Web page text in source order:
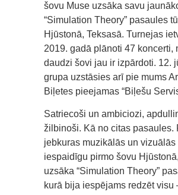
šovu Muse uzsāka savu
“Simulation Theory” pasaules
Hjūstonā, Teksasā. Turnejas
2019. gadā plānoti 47 koncerti,
daudzi šovi jau ir izpārdoti. 12.
grupa uzstāsies arī pie mums
Biļetes pieejamas “Biļešu
Satriecoši un ambiciozi,
žilbinoši. Kā no citas pasaules.
jebkuras muzikālās un vizuālās
iespaidīgu pirmo šovu
uzsāka “Simulation Theory”
kurā bija iespējams redzēt visu